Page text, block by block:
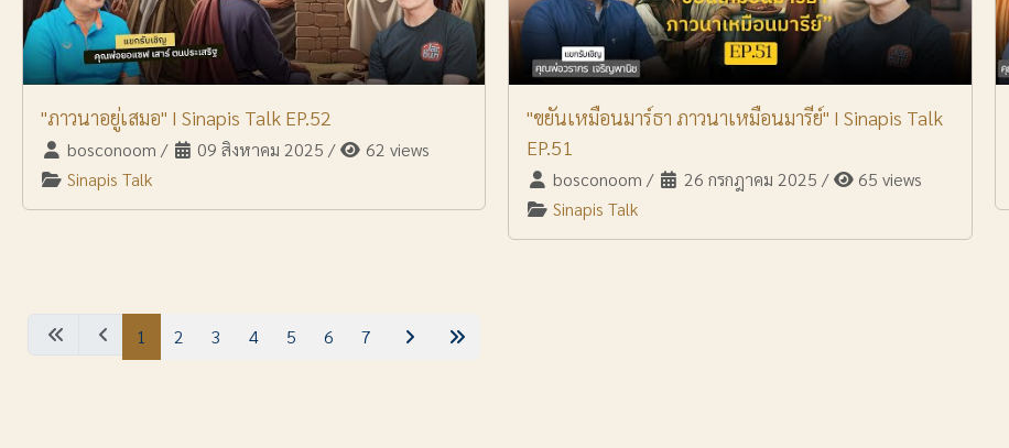
"ภาวนาอยู่เสมอ" I Sinapis Talk EP.52
bosconoom / 09 สิงหาคม 2025 /
62 views
Sinapis Talk
"ขยันเหมือนมาร์ธา ภาวนาเหมือนมารีย์" I Sinapis Talk
EP.51
bosconoom / 26 กรกฎาคม 2025 /
65 views
Sinapis Talk
1 2 3 4 5 6 7